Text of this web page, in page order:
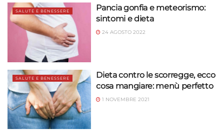
SALUTE E BENESSERE
Pancia gonfia e meteorismo:
sintomi e dieta
24 AGOSTO 2022
SALUTE E BENESSERE
Dieta contro le scorregge, ecco
cosa mangiare: menù perfetto
1 NOVEMBRE 2021